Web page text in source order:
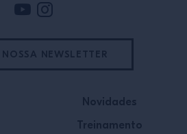
Novidades
Treinamento
NOSSA NEWSLETTER